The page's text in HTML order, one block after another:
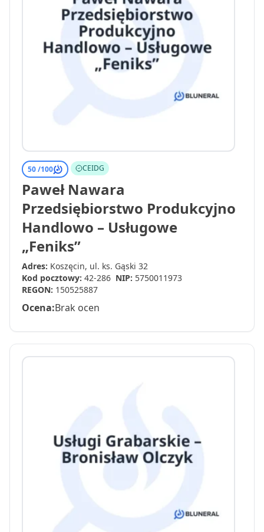
50 /100 CEIDG
Paweł Nawara
Przedsiębiorstwo Produkcyjno
Handlowo – Usługowe
„Feniks”
Adres: Koszęcin, ul. ks. Gąski 32
Kod pocztowy: 42-286 NIP: 5750011973
REGON: 150525887
Ocena:Brak ocen